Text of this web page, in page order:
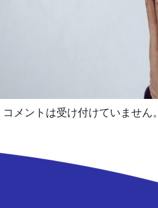
コメントは受け付けていません。